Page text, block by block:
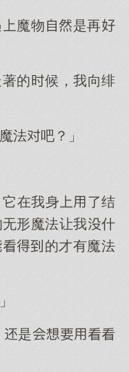
魔物是再
的候，我向绯
法吧？」
它在我身了结
形魔法让我什
的才有魔法
，是